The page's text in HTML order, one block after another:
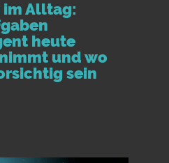
im Alltag:
heute
und wo
sein